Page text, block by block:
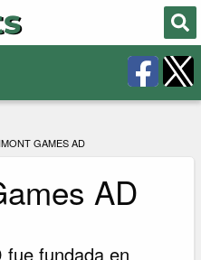
GAMES AD
AD
fundada en